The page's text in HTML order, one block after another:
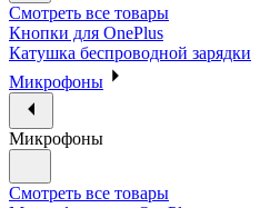
Смотреть все товары
Кнопки для OnePlus
Катушка беспроводной зарядки
Микрофоны
Микрофоны
Смотреть все товары